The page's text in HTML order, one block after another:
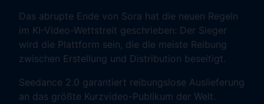
Das abrupte Ende von Sora hat die neuen Regeln
im KI-Video-Wettstreit geschrieben: Der Sieger
wird die Plattform sein, die die meiste Reibung
zwischen Erstellung und Distribution beseitigt.
Seedance 2.0 garantiert reibungslose Auslieferung
an das größte Kurzvideo-Publikum der Welt.